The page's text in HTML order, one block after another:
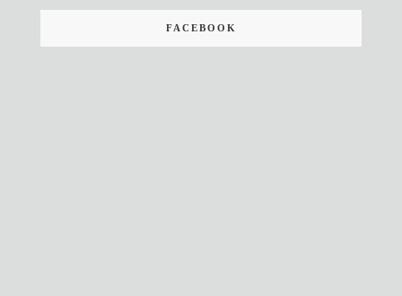
FACEBOOK